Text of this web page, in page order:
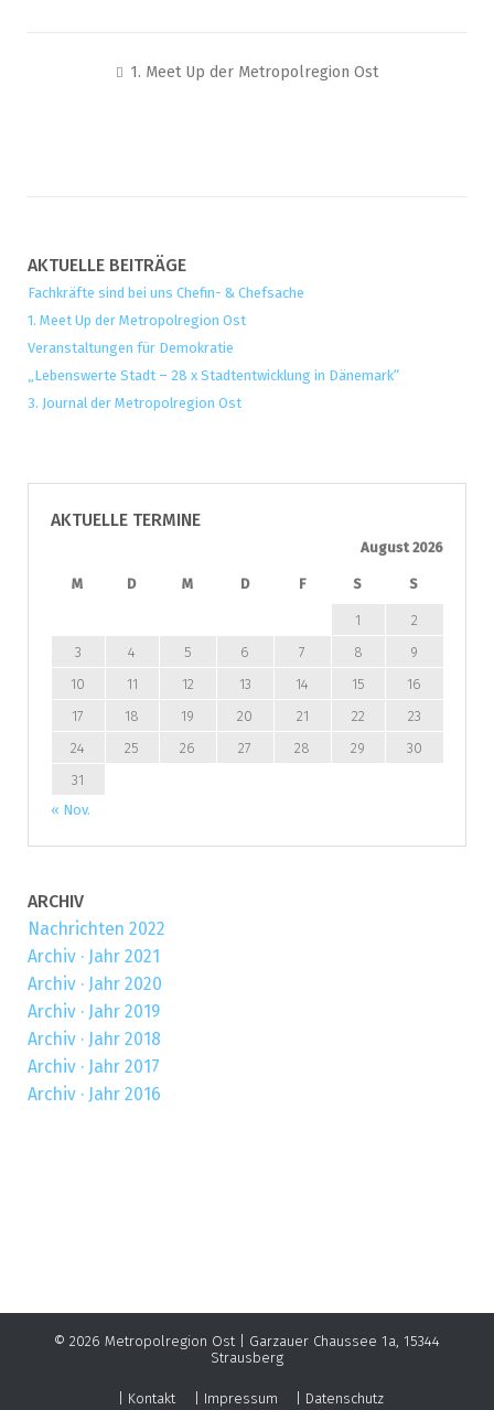
Beitragsnavigation
1. Meet Up der Metropolregion Ost
AKTUELLE BEITRÄGE
Fachkräfte sind bei uns Chefin- & Chefsache
1. Meet Up der Metropolregion Ost
Veranstaltungen für Demokratie
„Lebenswerte Stadt – 28 x Stadtentwicklung in Dänemark“
3. Journal der Metropolregion Ost
AKTUELLE TERMINE
August 2026
M D M D F S S
1
2
3
4 5 6 7 8
9
10
11 12 13 14 15
16
17
18 19 20 21 22
23
24
25 26 27 28 29
30
31
« Nov.
ARCHIV
Nachrichten 2022
Archiv · Jahr 2021
Archiv · Jahr 2020
Archiv · Jahr 2019
Archiv · Jahr 2018
Archiv · Jahr 2017
Archiv · Jahr 2016
© 2026 Metropolregion Ost
| Garzauer Chaussee 1a, 15344
Strausberg
Kontakt Impressum Datenschutz